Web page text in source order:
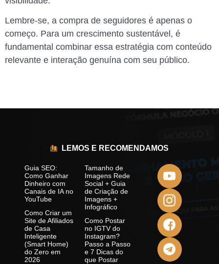
Lembre-se, a compra de seguidores é apenas o
começo. Para um crescimento sustentável, é
fundamental combinar essa estratégia com conteúdo
relevante e interação genuína com seu público.
LEMOS E RECOMENDAMOS
Guia SEO:
Como Ganhar
Dinheiro com
Canais de IA no
YouTube
Como Criar um
Site de Afiliados
de Casa
Inteligente
(Smart Home)
do Zero em
2026
Tamanho de
Imagens Rede
Social + Guia
de Criação de
Imagens +
Infográfico
Como Postar
no IGTV do
Instagram?
Passo a Passo
e 7 Dicas do
que Postar